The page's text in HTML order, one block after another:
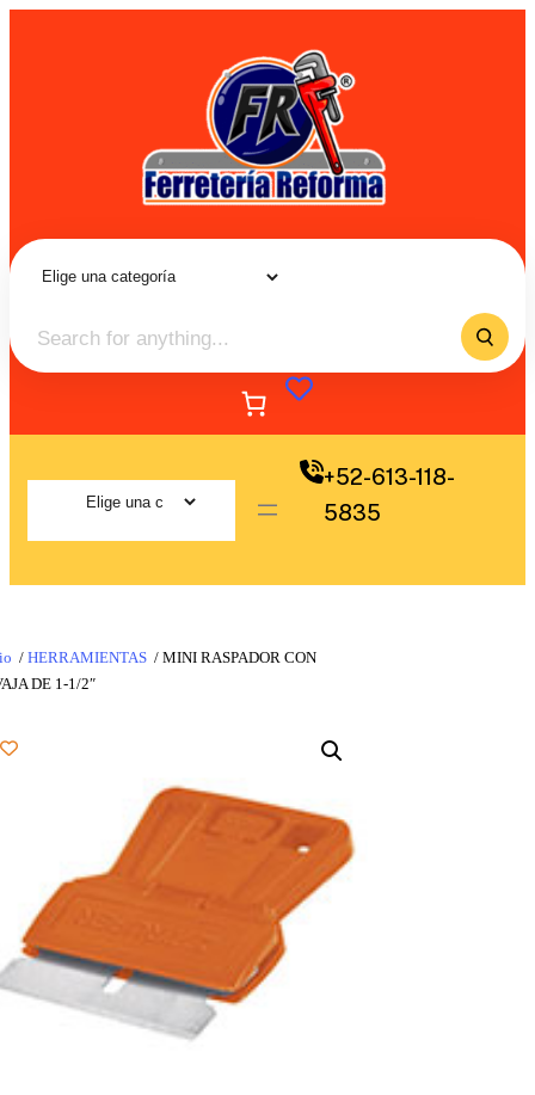
+52-613-118-
5835
/ HERRAMIENTAS / MINI RASPADOR CON
DE 1-1/2″